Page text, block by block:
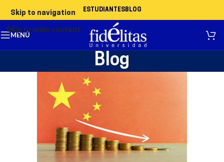
Skip to navigation
Skip to main content
ESTUDIANTESBLOG
MENÚ
Blog